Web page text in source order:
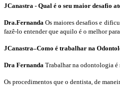
JCanastra - Qual é o seu maior desafio
Dra.Fernanda Os maiores desafios e
fazê-lo entender que aquilo é o melhor
JCanastra–Como é trabalhar na
Dra Fernanda Trabalhar na odontologia
Os procedimentos que o dentista, de